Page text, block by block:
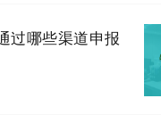
过哪些渠道申报